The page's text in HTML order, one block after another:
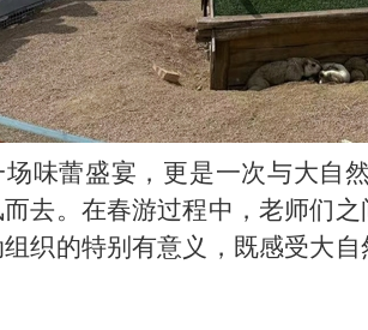
味蕾盛宴，更是一次与大自
去。在春游过程中， 老师们
织的特别有意义，既感受大